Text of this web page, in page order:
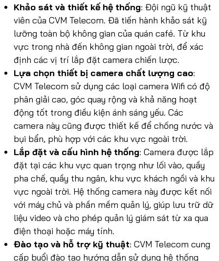
Khảo sát và thiết kế hệ thống: Đội ngũ kỹ thuật
viên của CVM Telecom. Đã tiến hành khảo sát kỹ
lưỡng toàn bộ không gian của quán café. Từ khu
vực trong nhà đến không gian ngoài trời, để xác
định các vị trí lắp đặt camera chiến lược.
Lựa chọn thiết bị camera chất lượng cao:
CVM Telecom sử dụng các loại camera Wifi có độ
phân giải cao, góc quay rộng và khả năng hoạt
động tốt trong điều kiện ánh sáng yếu. Các
camera này cũng được thiết kế để chống nước và
bụi bẩn, phù hợp với các khu vực ngoài trời.
Lắp đặt và cấu hình hệ thống: Camera được lắp
đặt tại các khu vực quan trọng như lối vào, quầy
pha chế, quầy thu ngân, khu vực khách ngồi và khu
vực ngoài trời. Hệ thống camera này được kết nối
với máy chủ và phần mềm quản lý, giúp lưu trữ dữ
liệu video và cho phép quản lý giám sát từ xa qua
điện thoại hoặc máy tính.
Đào tạo và hỗ trợ kỹ thuật: CVM Telecom cung
cấp buổi đào tạo hướng dẫn sử dụng hệ thống